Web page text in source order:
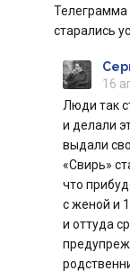
Телеграмма
старались
16
Люди так
и делали
выдали
«Свирь»
что
с женой и
и оттуда